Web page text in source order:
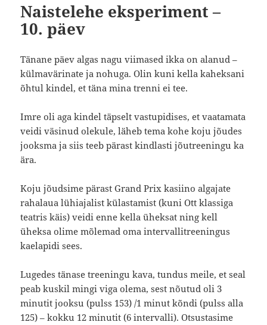
Naistelehe eksperiment –
10. päev
Tänane päev algas nagu viimased ikka on alanud –
külmavärinate ja nohuga. Olin kuni kella kaheksani
õhtul kindel, et täna mina trenni ei tee.
Imre oli aga kindel täpselt vastupidises, et vaatamata
veidi väsinud olekule, läheb tema kohe koju jõudes
jooksma ja siis teeb pärast kindlasti jõutreeningu ka
ära.
Koju jõudsime pärast Grand Prix kasiino algajate
rahalaua lühiajalist külastamist (kuni Ott klassiga
teatris käis) veidi enne kella üheksat ning kell
üheksa olime mõlemad oma intervallitreeningus
kaelapidi sees.
Lugedes tänase treeningu kava, tundus meile, et seal
peab kuskil mingi viga olema, sest nõutud oli 3
minutit jooksu (pulss 153) /1 minut kõndi (pulss alla
125) – kokku 12 minutit (6 intervalli). Otsustasime